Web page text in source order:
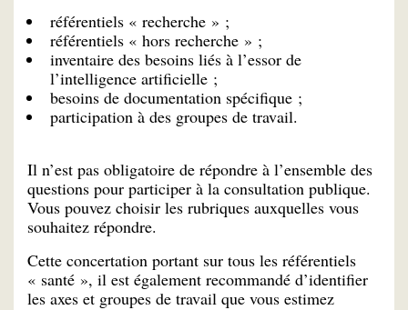
référentiels « recherche » ;
référentiels « hors recherche » ;
inventaire des besoins liés à l’essor de
l’intelligence artificielle ;
besoins de documentation spécifique ;
participation à des groupes de travail.
Il n’est pas obligatoire de répondre à l’ensemble des
questions pour participer à la consultation publique.
Vous pouvez choisir les rubriques auxquelles vous
souhaitez répondre.
Cette concertation portant sur tous les référentiels
« santé », il est également recommandé d’identifier
les axes et groupes de travail que vous estimez